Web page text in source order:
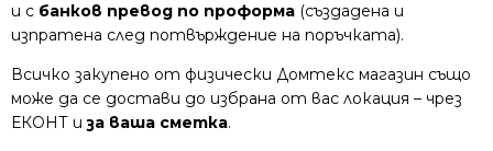
и с банков превод по проформа (създадена и
изпратена след потвърждение на поръчката).
Всичко закупено от физически Домтекс магазин също
може да се достави до избрана от вас локация – чрез
ЕКОНТ иза ваша сметка.